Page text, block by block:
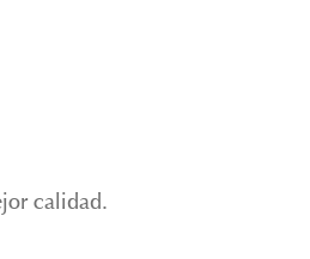
calidad.